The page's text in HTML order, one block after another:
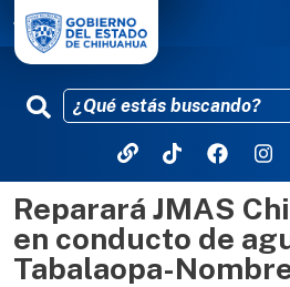
Reparará JMAS
en conducto de
Tabalaopa-